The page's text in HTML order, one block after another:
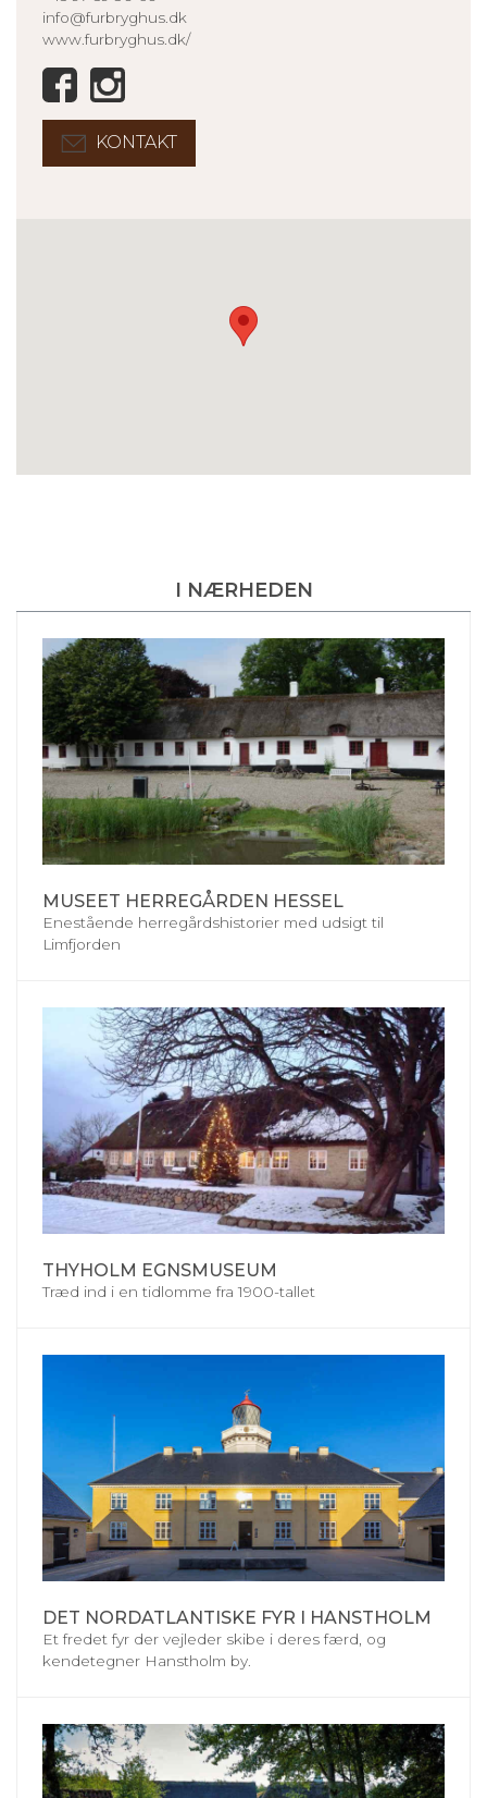
info@furbryghus.dk
www.furbryghus.dk/
KONTAKT
I NÆRHEDEN
MUSEET HERREGÅRDEN HESSEL
Enestående herregårdshistorier med udsigt til
Limfjorden
THYHOLM EGNSMUSEUM
Træd ind i en tidlomme fra 1900-tallet
DET NORDATLANTISKE FYR I HANSTHOLM
Et fredet fyr der vejleder skibe i deres færd, og
kendetegner Hanstholm by.